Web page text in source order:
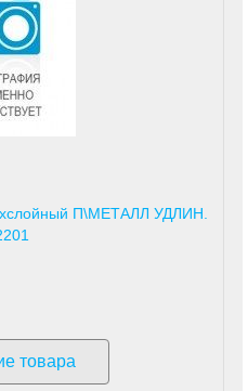
П\МЕТАЛЛ УДЛИН.
товара